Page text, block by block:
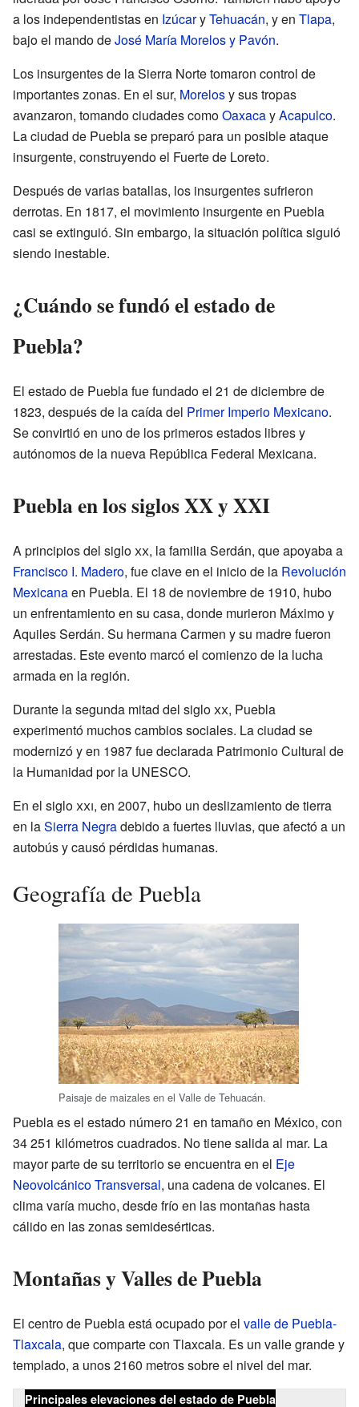
a los independentistas en IzúcaryTehuacán, y en Tlapa,
bajo el mando deJosé María Morelos y Pavón.
Los insurgentes de la Sierra Norte tomaron control de
importantes zonas. En el sur, Morelosy sus tropas
avanzaron, tomando ciudades comoOaxacayAcapulco.
La ciudad de Puebla se preparó para un posible ataque
insurgente, construyendo el Fuerte de Loreto.
Después de varias batallas, los insurgentes sufrieron
derrotas. En 1817, el movimiento insurgente en Puebla
casi se extinguió. Sin embargo, la situación política siguió
siendo inestable.
¿Cuándo se fundó el estado de
Puebla?
El estado de Puebla fue fundado el 21 de diciembre de
1823, después de la caída del Primer Imperio Mexicano.
Se convirtió en uno de los primeros estados libres y
autónomos de la nueva República Federal Mexicana.
Puebla en los siglos XX y XXI
A principios del sigloxx, la familia Serdán, que apoyaba a
Francisco I. Madero, fue clave en el inicio de la Revolución
Mexicanaen Puebla. El 18 de noviembre de 1910, hubo
un enfrentamiento en su casa, donde murieron Máximo y
Aquiles Serdán. Su hermana Carmen y su madre fueron
arrestadas. Este evento marcó el comienzo de la lucha
armada en la región.
Durante la segunda mitad del sigloxx, Puebla
experimentó muchos cambios sociales. La ciudad se
modernizó y en 1987 fue declarada Patrimonio Cultural de
la Humanidad por la UNESCO.
En el sigloxxi, en 2007, hubo un deslizamiento de tierra
en laSierra Negradebido a fuertes lluvias, que afectó a un
autobús y causó pérdidas humanas.
Geografía de Puebla
Paisaje de maizales en el Valle de Tehuacán.
Puebla es el estado número 21 en tamaño en México, con
34 251 kilómetros cuadrados. No tiene salida al mar. La
mayor parte de su territorio se encuentra en el Eje
Neovolcánico Transversal, una cadena de volcanes. El
clima varía mucho, desde frío en las montañas hasta
cálido en las zonas semidesérticas.
Montañas y Valles de Puebla
El centro de Puebla está ocupado por el valle de Puebla-
Tlaxcala, que comparte con Tlaxcala. Es un valle grande y
templado, a unos 2160 metros sobre el nivel del mar.
Principales elevaciones del estado de Puebla